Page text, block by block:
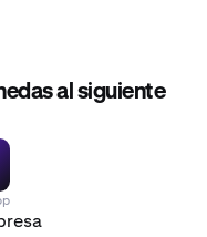
al siguiente